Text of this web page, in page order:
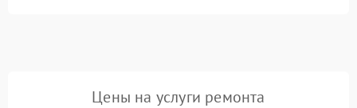
Цены на услуги ремонта